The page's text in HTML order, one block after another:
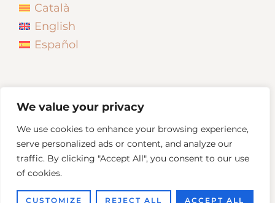
We value your privacy
We use cookies to enhance your browsing experience,
serve personalized ads or content, and analyze our
traffic. By clicking "Accept All", you consent to our use
of cookies.
CUSTOMIZE REJECT ALL ACCEPT ALL
Català
English
Español
Copyright © 2026 Neus Bonada